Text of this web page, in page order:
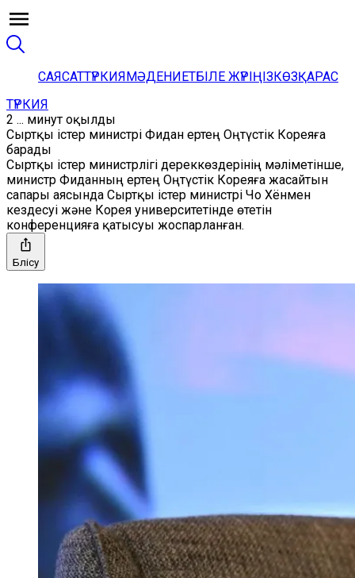
САЯСАТТҮРКИЯМӘДЕНИЕТБІЛЕ ЖҮРІҢІЗКӨЗҚАРАС
ТҮРКИЯ
2 ... минут оқылды
Сыртқы істер министрі Фидан ертең Оңтүстік Кореяға
барады
Сыртқы істер министрлігі дереккөздерінің мәліметінше,
министр Фиданның ертең Оңтүстік Кореяға жасайтын
сапары аясында Сыртқы істер министрі Чо Хёнмен
кездесуі және Корея университетінде өтетін
конференцияға қатысуы жоспарланған.
Бөлісу